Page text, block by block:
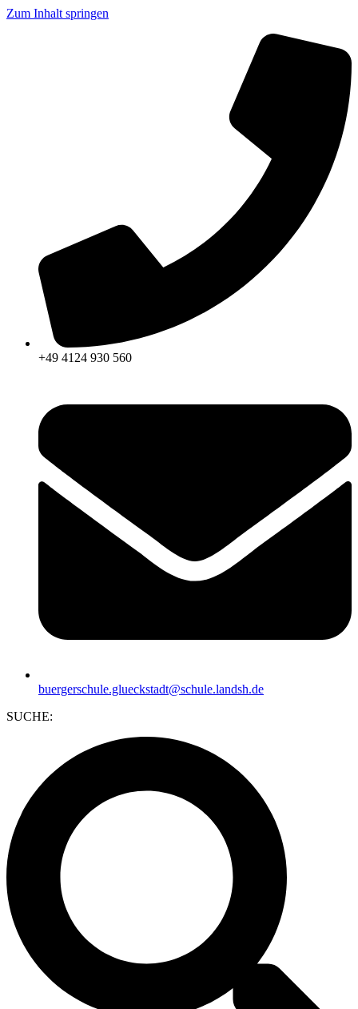
Zum Inhalt springen
+49 4124 930 560
buergerschule.glueckstadt@schule.landsh.de
SUCHE: